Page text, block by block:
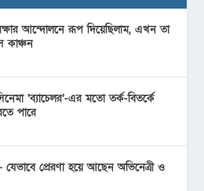
আন্দোলনে রূপ দিয়েছিলাম, এখন তা
কাঞ্চন
‘ব্যাচেলর’-এর মতো তর্ক-বিতর্কে
পারে
প্রেরণা হয়ে আছেন অভিনেত্রী ও